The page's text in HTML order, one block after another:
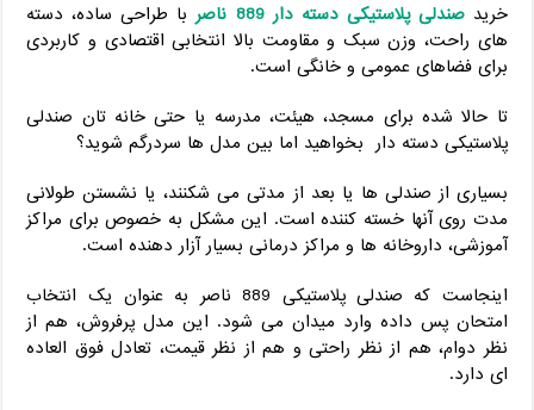
صندلی
پلاستیکی
دسته
دار
ناصر
|
پرفروش
خریدصندلی پلاستیکی دسته دار 889 ناصر
با طراحی ساده، دسته‌
های راحت، وزن سبک و مقاومت بالا انتخابی اقتصادی و کاربردی
برای فضاهای عمومی و خانگی است.
تا حالا شده برای مسجد، هیئت، مدرسه یا حتی خانه ‌تان صندلی
پلاستیکی دسته دار بخواهید اما بین مدل‌ ها سردرگم شوید؟
بسیاری از صندلی ‌ها یا بعد از مدتی می ‌شکنند، یا نشستن طولانی
‌مدت روی آنها خسته‌ کننده است. این مشکل به ‌خصوص برای مراکز
آموزشی، داروخانه‌ ها و مراکز درمانی بسیار آزار دهنده است.
اینجاست که صندلی پلاستیکی 889 ناصر به‌ عنوان یک انتخاب
امتحان‌ پس‌ داده وارد میدان می ‌شود. این مدل پرفروش، هم از
نظر دوام، هم از نظر راحتی و هم از نظر قیمت، تعادل فوق ‌العاده
‌ای دارد.